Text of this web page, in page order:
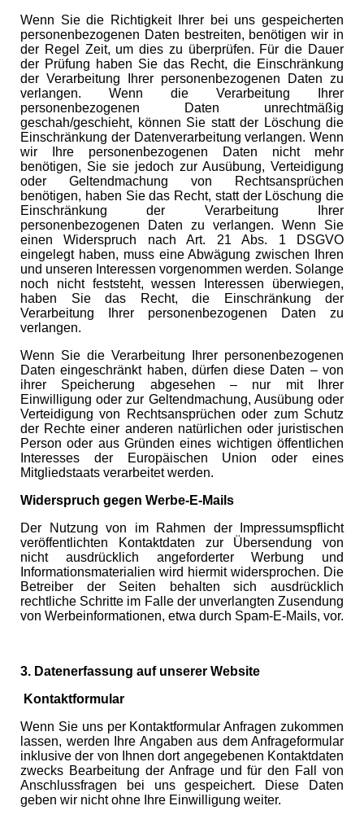
Wenn Sie die Richtigkeit Ihrer bei uns gespeicherten
personenbezogenen Daten bestreiten, benötigen wir in
der Regel Zeit, um dies zu überprüfen. Für die Dauer
der Prüfung haben Sie das Recht, die Einschränkung
der Verarbeitung Ihrer personenbezogenen Daten zu
verlangen. Wenn die Verarbeitung Ihrer
personenbezogenen Daten unrechtmäßig
geschah/geschieht, können Sie statt der Löschung die
Einschränkung der Datenverarbeitung verlangen. Wenn
wir Ihre personenbezogenen Daten nicht mehr
benötigen, Sie sie jedoch zur Ausübung, Verteidigung
oder Geltendmachung von Rechtsansprüchen
benötigen, haben Sie das Recht, statt der Löschung die
Einschränkung der Verarbeitung Ihrer
personenbezogenen Daten zu verlangen. Wenn Sie
einen Widerspruch nach Art. 21 Abs. 1 DSGVO
eingelegt haben, muss eine Abwägung zwischen Ihren
und unseren Interessen vorgenommen werden. Solange
noch nicht feststeht, wessen Interessen überwiegen,
haben Sie das Recht, die Einschränkung der
Verarbeitung Ihrer personenbezogenen Daten zu
verlangen.
Wenn Sie die Verarbeitung Ihrer personenbezogenen
Daten eingeschränkt haben, dürfen diese Daten – von
ihrer Speicherung abgesehen – nur mit Ihrer
Einwilligung oder zur Geltendmachung, Ausübung oder
Verteidigung von Rechtsansprüchen oder zum Schutz
der Rechte einer anderen natürlichen oder juristischen
Person oder aus Gründen eines wichtigen öffentlichen
Interesses der Europäischen Union oder eines
Mitgliedstaats verarbeitet werden.
Widerspruch gegen Werbe-E-Mails
Der Nutzung von im Rahmen der Impressumspflicht
veröffentlichten Kontaktdaten zur Übersendung von
nicht ausdrücklich angeforderter Werbung und
Informationsmaterialien wird hiermit widersprochen. Die
Betreiber der Seiten behalten sich ausdrücklich
rechtliche Schritte im Falle der unverlangten Zusendung
von Werbeinformationen, etwa durch Spam-E-Mails, vor.
3. Datenerfassung auf unserer Website
Kontaktformular
Wenn Sie uns per Kontaktformular Anfragen zukommen
lassen, werden Ihre Angaben aus dem Anfrageformular
inklusive der von Ihnen dort angegebenen Kontaktdaten
zwecks Bearbeitung der Anfrage und für den Fall von
Anschlussfragen bei uns gespeichert. Diese Daten
geben wir nicht ohne Ihre Einwilligung weiter.